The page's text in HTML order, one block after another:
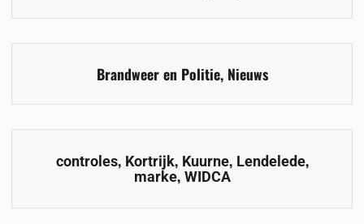
Brandweer en Politie, Nieuws
controles, Kortrijk, Kuurne, Lendelede,
marke, WIDCA